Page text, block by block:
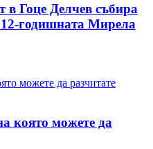
в Гоце Делчев събира
12-годишната Мирела
която можете да